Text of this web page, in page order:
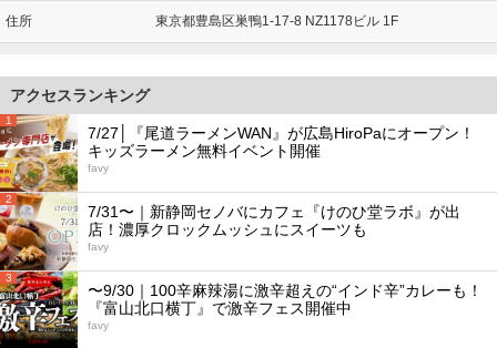
住所 東京都豊島区巣鴨1-17-8 NZ1178ビル 1F
アクセスランキング
1
7/27│『尾道ラーメンWAN』が広島HiroPaにオープン！
キッズラーメン無料イベント開催
favy
2
7/31〜｜新静岡セノバにカフェ『けのひ堂ラボ』が出
店！濃厚クロックムッシュにスイーツも
favy
3
〜9/30｜100辛麻辣湯に激辛超えの“インド辛”カレーも！
『富山北口横丁』で激辛フェス開催中
favy